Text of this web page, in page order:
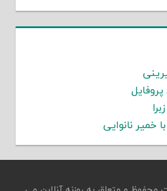
خمیر نانوایی